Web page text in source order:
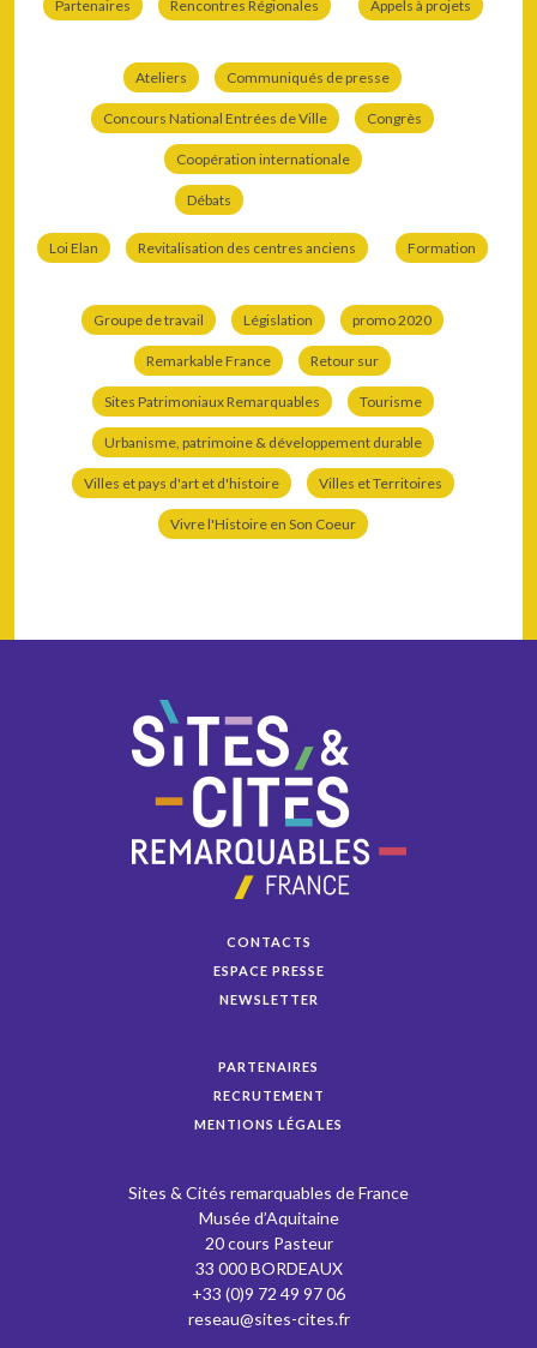
Partenaires Rencontres Régionales Appels à projets
Ateliers Communiqués de presse
Concours National Entrées de Ville Congrès
Coopération internationale
Débats
Loi Elan Revitalisation des centres anciens Formation
Groupe de travail Législation promo 2020
Remarkable France Retour sur
Sites Patrimoniaux Remarquables Tourisme
Urbanisme, patrimoine & développement durable
Villes et pays d'art et d'histoire Villes et Territoires
Vivre l'Histoire en Son Coeur
CONTACTS
ESPACE PRESSE
NEWSLETTER
PARTENAIRES
RECRUTEMENT
MENTIONS LÉGALES
Sites & Cités remarquables de France
Musée d’Aquitaine
20 cours Pasteur
33 000 BORDEAUX
+33 (0)9 72 49 97 06
reseau@sites-cites.fr